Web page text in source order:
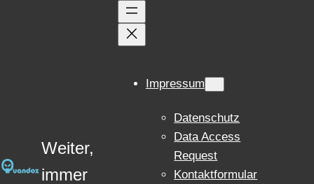
Weiter,
immer
Impressum
Datenschutz
Data Access
Request
Kontaktformular